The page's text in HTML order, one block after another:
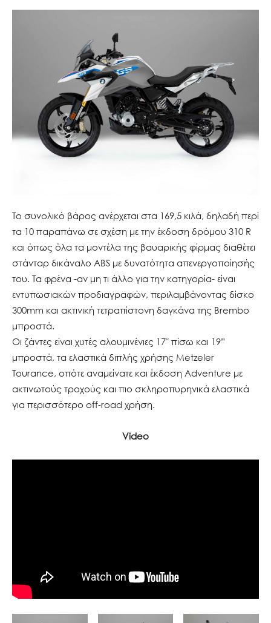
To συνολικό βάρος ανέρχεται στα 169,5 κιλά, δηλαδή περί
τα 10 παραπάνω σε σχέση με την έκδοση δρόμου 310 R
και όπως όλα τα μοντέλα της βαυαρικής φίρμας διαθέτει
στάνταρ δικάναλο ABS με δυνατότητα απενεργοποίησής
του. Τα φρένα -αν μη τι άλλο για την κατηγορία- είναι
εντυπωσιακών προδιαγραφών, περιλαμβάνοντας δίσκο
300mm και ακτινική τετραπίστονη δαγκάνα της Brembo
μπροστά.
Οι ζάντες είναι χυτές αλουμινένιες 17″ πίσω και 19”
μπροστά, τα ελαστικά διπλής χρήσης Metzeler
Tourance, οπότε αναμείνατε και έκδοση Adventure με
ακτινωτούς τροχούς και πιο σκληροπυρηνικά ελαστικά
για περισσότερο off-road χρήση.
Video